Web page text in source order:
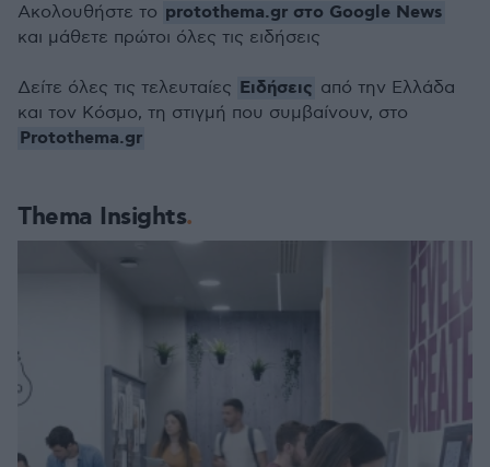
Thema Insights
Ακολουθήστε το protothema.gr στο Google News
και μάθετε πρώτοι όλες τις ειδήσεις
Δείτε όλες τις τελευταίες Ειδήσεις από την Ελλάδα
και τον Κόσμο, τη στιγμή που συμβαίνουν, στο
Protothema.gr